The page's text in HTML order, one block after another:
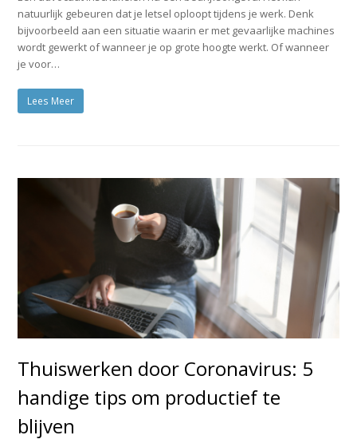
natuurlijk gebeuren dat je letsel oploopt tijdens je werk. Denk
bijvoorbeeld aan een situatie waarin er met gevaarlijke machines
wordt gewerkt of wanneer je op grote hoogte werkt. Of wanneer
je voor…
Lees Meer
Thuiswerken door Coronavirus: 5
handige tips om productief te
blijven